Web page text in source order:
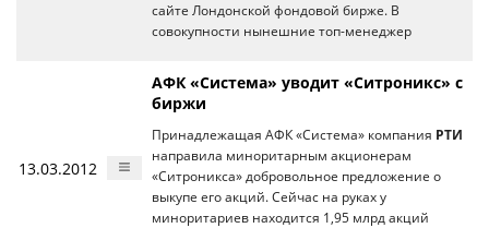
сайте Лондонской фондовой бирже. В
совокупности нынешние топ-менеджер
13.03.2012
АФК «Система» уводит «Ситроникс» с
биржи
Принадлежащая АФК «Система» компания РТИ
направила миноритарным акционерам
«Ситроникса» добровольное предложение о
выкупе его акций. Сейчас на руках у
миноритариев находится 1,95 млрд акций